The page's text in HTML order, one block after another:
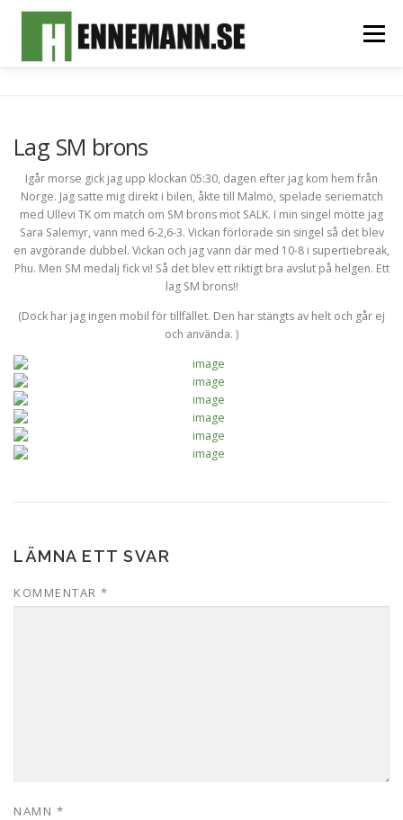
Hoppa
Meny
Lag SM brons
Igår morse gick jag upp klockan 05:30, dagen efter jag kom hem från
Norge. Jag satte mig direkt i bilen, åkte till Malmö, spelade seriematch
med Ullevi TK om match om SM brons mot SALK. I min singel mötte jag
Sara Salemyr, vann med 6-2,6-3. Vickan förlorade sin singel så det blev
en avgörande dubbel. Vickan och jag vann där med 10-8 i supertiebreak,
Phu. Men SM medalj fick vi! Så det blev ett riktigt bra avslut på helgen. Ett
lag SM brons!!
(Dock har jag ingen mobil för tillfället. Den har stängts av helt och går ej
och använda. )
LÄMNA ETT SVAR
KOMMENTAR *
NAMN *